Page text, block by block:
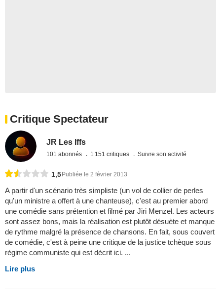
Critique Spectateur
JR Les Iffs
101 abonnés 1 151 critiques Suivre son activité
1,5 Publiée le 2 février 2013
A partir d'un scénario très simpliste (un vol de collier de perles
qu'un ministre a offert à une chanteuse), c'est au premier abord
une comédie sans prétention et filmé par Jiri Menzel. Les acteurs
sont assez bons, mais la réalisation est plutôt désuète et manque
de rythme malgré la présence de chansons. En fait, sous couvert
de comédie, c'est à peine une critique de la justice tchèque sous
régime communiste qui est décrit ici. ...
Lire plus